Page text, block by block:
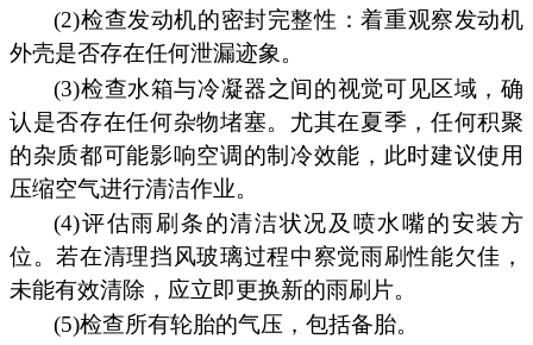
(2)检查发动机的密封完整性：着重观察发动机
外壳是否存在任何泄漏迹象。
(3)检查水箱与冷凝器之间的视觉可见区域，确
认是否存在任何杂物堵塞。尤其在夏季，任何积聚
的杂质都可能影响空调的制冷效能，此时建议使用
压缩空气进行清洁作业。
(4)评估雨刷条的清洁状况及喷水嘴的安装方
位。若在清理挡风玻璃过程中察觉雨刷性能欠佳，
未能有效清除，应立即更换新的雨刷片。
(5)检查所有轮胎的气压，包括备胎。